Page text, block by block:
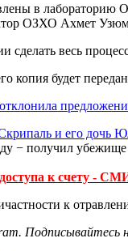
в лабораторию
ОЗХО Ахмет
сделать весь
копия будет
и его дочь
− получил
к счету -
к
Подписывайтесь